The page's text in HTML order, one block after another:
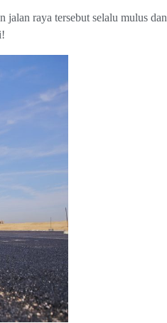
jalan raya tersebut selalu mulus dan